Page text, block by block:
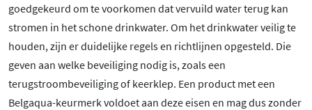
goedgekeurd om te voorkomen dat vervuild water terug kan
stromen in het schone drinkwater. Om het drinkwater veilig te
houden, zijn er duidelijke regels en richtlijnen opgesteld. Die
geven aan welke beveiliging nodig is, zoals een
terugstroombeveiliging of keerklep. Een product met een
Belgaqua-keurmerk voldoet aan deze eisen en mag dus zonder